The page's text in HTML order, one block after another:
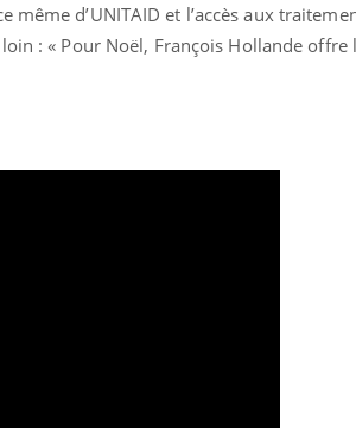
même d’UNITAID et l’accès aux
: « Pour Noël, François Hollande